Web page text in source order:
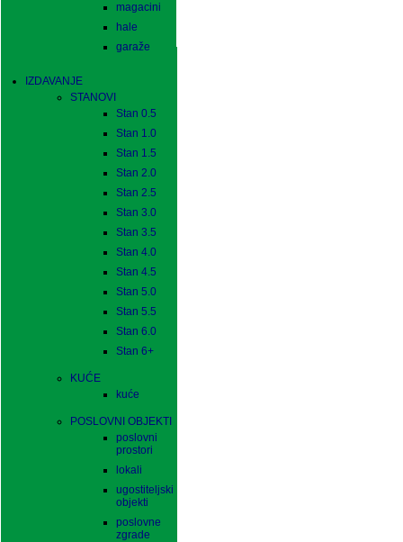
magacini
hale
garaže
IZDAVANJE
STANOVI
Stan 0.5
Stan 1.0
Stan 1.5
Stan 2.0
Stan 2.5
Stan 3.0
Stan 3.5
Stan 4.0
Stan 4.5
Stan 5.0
Stan 5.5
Stan 6.0
Stan 6+
KUĆE
kuće
POSLOVNI OBJEKTI
poslovni
prostori
lokali
ugostiteljski
objekti
poslovne
zgrade